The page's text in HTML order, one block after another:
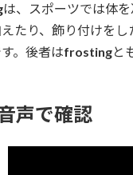
は、スポーツでは体
たり、飾り付けを
。後者はfrostingと
声で確認